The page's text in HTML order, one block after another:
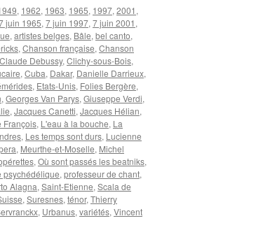
, 1962, 1963, 1965, 1997, 2001 ,
juin 1965, 7 juin 1997, 7 juin 2001 ,
, artistes belges, Bâle, bel canto,
, Chanson française, Chanson
Claude Debussy, Clichy-sous-Bois,
, Cuba, Dakar, Danielle Darrieux,
, Etats-Unis, Folies Bergère,
, Georges Van Parys, Giuseppe Verdi,
, Jacques Canetti, Jacques Hélian,
François, L'eau à la bouche, La
, Les temps sont durs, Lucienne
, Meurthe-et-Moselle, Michel
, Où sont passés les beatniks,
psychédélique, professeur de chant,
Alagna, Saint-Etienne, Scala de
, Suresnes, ténor, Thierry
, Urbanus, variétés, Vincent